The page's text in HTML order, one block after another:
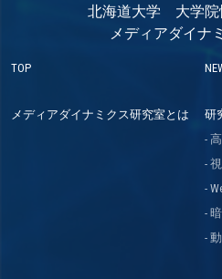
北海道大学 大学院
メディアダイナ
TOP
メディアダイナミクス研究室とは
研